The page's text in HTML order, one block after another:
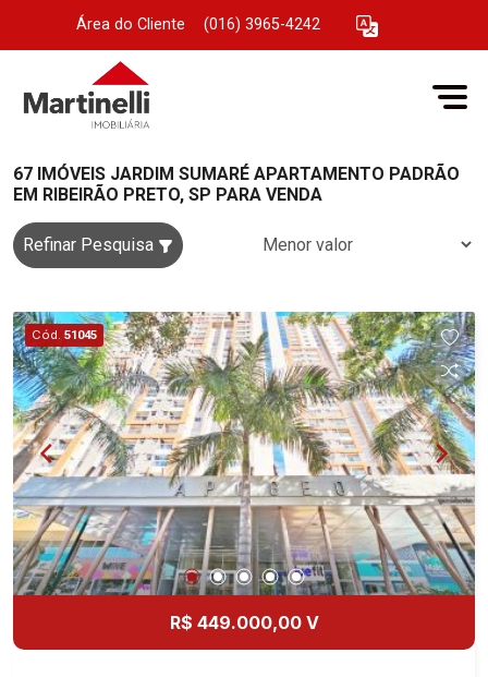
Área do Cliente (016) 3965-4242
67 IMÓVEIS JARDIM SUMARÉ APARTAMENTO PADRÃO
EM RIBEIRÃO PRETO, SP PARA VENDA
Refinar Pesquisa
Cód. 51045
R$ 449.000,00 V